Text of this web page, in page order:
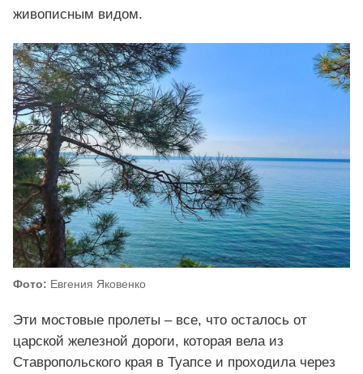
живописным видом.
Фото: Евгения Яковенко
Эти мостовые пролеты – все, что осталось от
царской железной дороги, которая вела из
Ставропольского края в Туапсе и проходила через